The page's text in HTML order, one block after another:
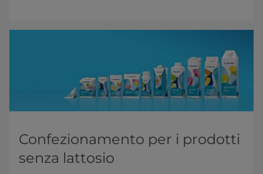
Confezionamento per i prodotti
senza lattosio